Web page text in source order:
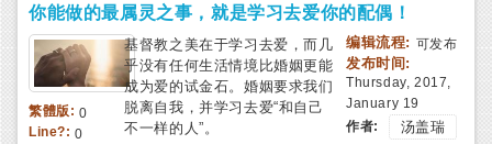
你能做的最属灵之事，就是学习去爱你的配偶！
繁體版: 0
Line?:0
基督教之美在于学习去爱，而几
乎没有任何生活情境比婚姻更能
成为爱的试金石。婚姻要求我们
脱离自我，并学习去爱“和自己
不一样的人”。
编辑流程: 可发布
发布时间:
Thursday, 2017,
January 19
作者:
汤盖瑞